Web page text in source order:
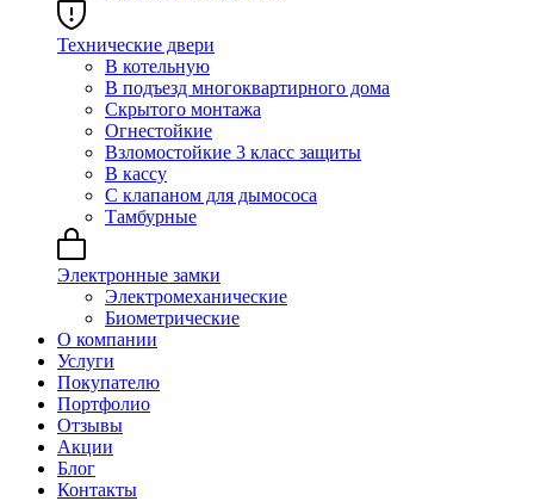
Технические двери
В котельную
В подъезд многоквартирного дома
Скрытого монтажа
Огнестойкие
Взломостойкие 3 класс защиты
В кассу
С клапаном для дымососа
Тамбурные
Электронные замки
Электромеханические
Биометрические
О компании
Услуги
Покупателю
Портфолио
Отзывы
Акции
Блог
Контакты